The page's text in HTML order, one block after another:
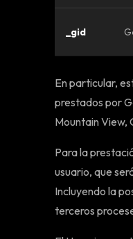
_gid
En particular,
prestados por
Mountain View,
Para la
usuario, que
Incluyendo la
terceros